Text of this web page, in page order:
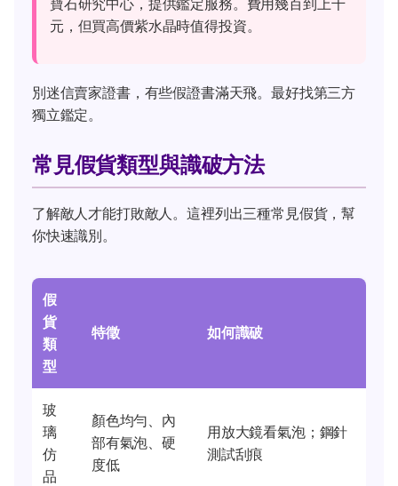
寶石研究中心，提供鑑定服務。費用幾百到上千
元，但買高價紫水晶時值得投資。
別迷信賣家證書，有些假證書滿天飛。最好找第三方
獨立鑑定。
常見假貨類型與識破方法
了解敵人才能打敗敵人。這裡列出三種常見假貨，幫
你快速識別。
假
貨
類
型
特徵 如何識破
玻
璃
仿
品
顏色均勻、內
部有氣泡、硬
度低
用放大鏡看氣泡；鋼針
測試刮痕